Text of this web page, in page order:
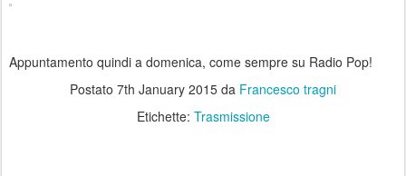
Appuntamento quindi a domenica, come sempre su Radio Pop!
Postato 7th January 2015 da Francesco tragni
Etichette: Trasmissione